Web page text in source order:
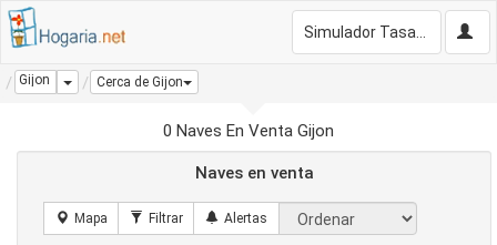
Gijon Dropdown
Cerca de Gijon
0 Naves En Venta Gijon
Naves en venta